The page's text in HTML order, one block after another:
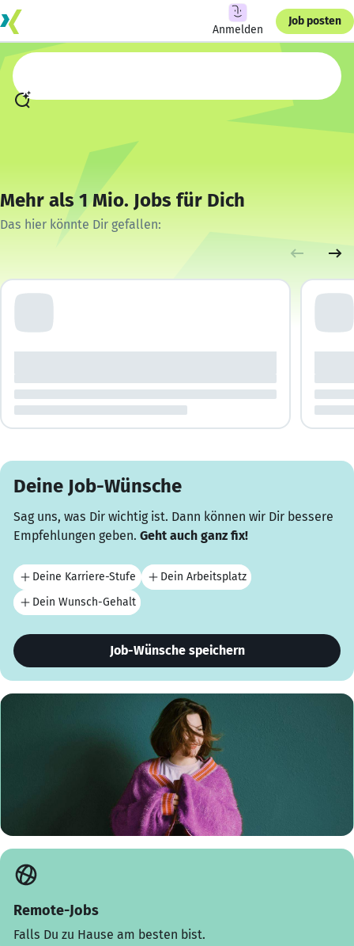
Anmelden
Job posten
Mehr als 1 Mio. Jobs für Dich
Das hier könnte Dir gefallen:
Deine Job-Wünsche
Sag uns, was Dir wichtig ist. Dann können wir Dir bessere
Empfehlungen geben. Geht auch ganz fix!
Deine Karriere-Stufe
Dein Arbeitsplatz
Dein Wunsch-Gehalt
Job-Wünsche speichern
Remote-Jobs
Falls Du zu Hause am besten bist.